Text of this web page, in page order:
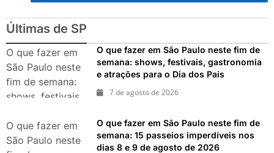
Últimas de SP
O que fazer em
São Paulo neste
fim de semana:
shows, festivais,
atrações para o
Dia dos Pais
O que fazer em São Paulo neste fim de
semana: shows, festivais, gastronomia
e atrações para o Dia dos Pais
7 de agosto de 2026
O que fazer em
São Paulo neste
O que fazer em São Paulo neste fim de
semana: 15 passeios imperdíveis nos
dias 8 e 9 de agosto de 2026